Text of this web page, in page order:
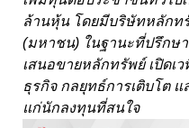
ล้านหุ้น โดยมีบริษัทหลักทรั
(มหาชน) ในฐานะที่ปรึกษ
เสนอขายหลักทรัพย์ เปิดเ
ธุรกิจ กลยุทธ์การเติบโต
แก่นักลงทุนที่สนใจ